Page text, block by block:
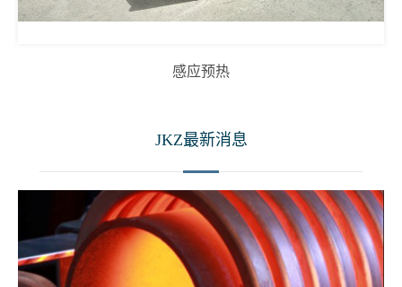
感应预热
JKZ最新消息